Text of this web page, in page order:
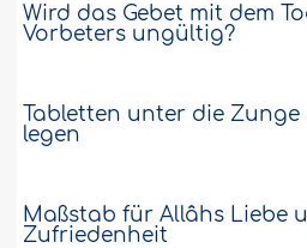
Wird das Gebet mit dem
Vorbeters ungültig?
Tabletten unter die Zunge
legen
Maßstab für Allâhs Liebe
Zufriedenheit